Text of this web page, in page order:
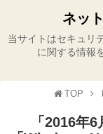
ネッ
当サイトはセキュリ
に関する情報
TOP
「2016年